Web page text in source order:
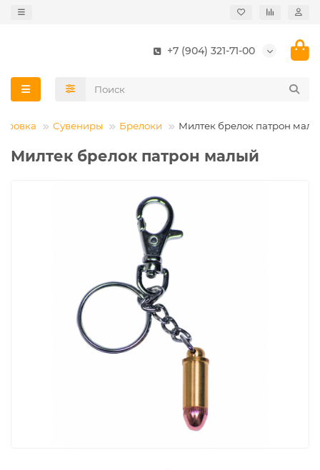
+7 (904) 321-71-00
Сувениры Брелоки Милтек брелок патрон
Милтек брелок патрон малый